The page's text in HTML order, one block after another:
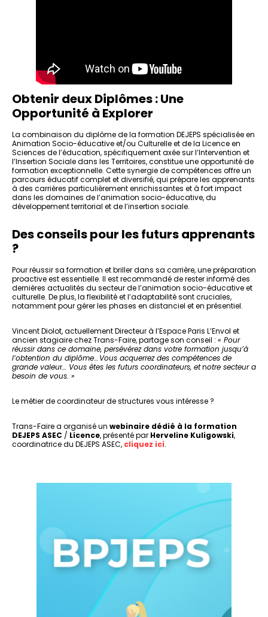
Obtenir deux Diplômes : Une
Opportunité à Explorer
La combinaison du diplôme de la formation DEJEPS spécialisée en
Animation Socio-éducative et/ou Culturelle et de la Licence en
Sciences de l’éducation, spécifiquement axée sur l’Intervention et
l’Insertion Sociale dans les Territoires, constitue une opportunité de
formation exceptionnelle. Cette synergie de compétences offre un
parcours éducatif complet et diversifié, qui prépare les apprenants
à des carrières particulièrement enrichissantes et à fort impact
dans les domaines de l’animation socio-éducative, du
développement territorial et de l’insertion sociale.
Des conseils pour les futurs apprenants
?
Pour réussir sa formation et briller dans sa carrière, une préparation
proactive est essentielle. Il est recommandé de rester informé des
dernières actualités du secteur de l’animation socio-éducative et
culturelle. De plus, la flexibilité et l’adaptabilité sont cruciales,
notamment pour gérer les phases en distanciel et en présentiel.
Vincent Diolot, actuellement Directeur à l’Espace Paris L’Envol et
ancien stagiaire chez Trans-Faire, partage son conseil : « Pour
réussir dans ce domaine, persévérez dans votre formation jusqu’à
l’obtention du diplôme… Vous acquerrez des compétences de
grande valeur… Vous êtes les futurs coordinateurs, etnotre secteur a
besoin de vous. »
Le métier de coordinateur de structures vous intéresse ?
Trans-Faire a organisé un webinaire dédié à la formation
DEJEPS ASEC / Licence, présenté par Herveline Kuligowski,
coordinatrice du DEJEPS ASEC, cliquez ici.